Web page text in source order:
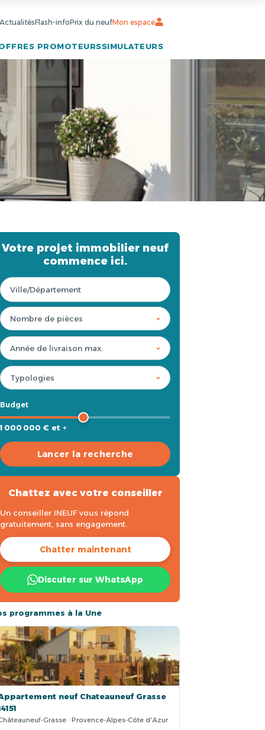
ActualitésFlash-infoPrix du neufMon espace
PROMOTEURSSIMULATEURS
Votre projet immobilier neuf
commence ici.
Budget
1 000 000 € et +
Lancer la recherche
Chattez avec votre conseiller
Un conseiller INEUF vous répond
gratuitement, sans engagement.
Chatter maintenant
Discuter sur WhatsApp
programmes à la Une
neuf Chateauneuf Grasse
Grasse · Provence-Alpes-Côte d'Azur